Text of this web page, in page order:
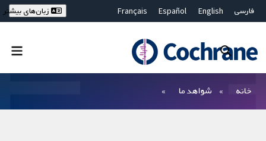
فارسی English
Español
Français
Bahasa Malaysia
ไทย
繁體中文
زبان‌های بیشتر
خانه شواهد ما